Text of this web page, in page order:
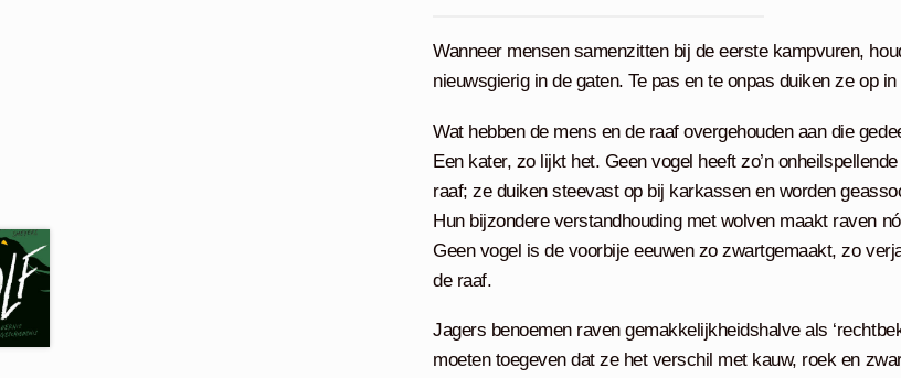
Wanneer mensen samenzitten bij de eerste kampvuren,
nieuwsgierig in de gaten. Te pas en te onpas duiken ze op
Wat hebben de mens en de raaf overgehouden aan die
Een kater, zo lijkt het. Geen vogel heeft zo’n
raaf; ze duiken steevast op bij karkassen en worden
Hun bijzondere verstandhouding met wolven maakt raven
Geen vogel is de voorbije eeuwen zo zwartgemaakt, zo
de raaf.
Jagers benoemen raven gemakkelijkheidshalve als
moeten toegeven dat ze het verschil met kauw, roek en